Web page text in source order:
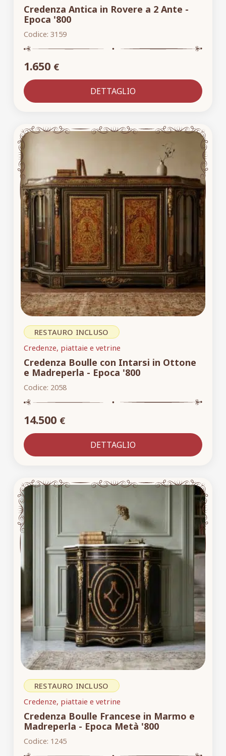
Credenza Antica in Rovere a 2 Ante -
Epoca '800
Codice: 3159
1.650 €
DETTAGLIO
RESTAURO INCLUSO
Credenze, piattaie e vetrine
Credenza Boulle con Intarsi in Ottone
e Madreperla - Epoca '800
Codice: 2058
14.500 €
DETTAGLIO
RESTAURO INCLUSO
Credenze, piattaie e vetrine
Credenza Boulle Francese in Marmo e
Madreperla - Epoca Metà '800
Codice: 1245